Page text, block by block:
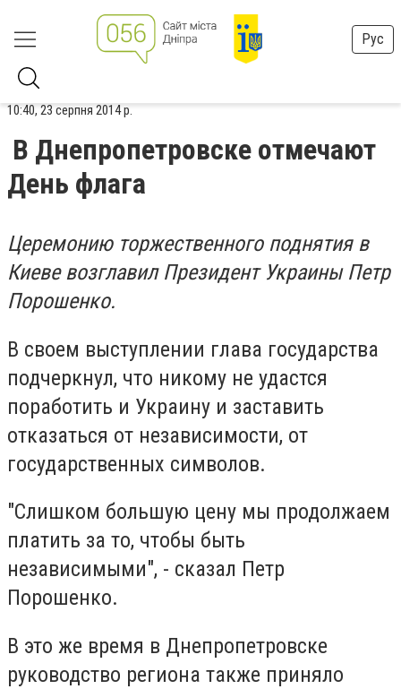
Рус
10:40, 23 серпня 2014 р.
В Днепропетровске отмечают
День флага
Церемонию торжественного поднятия в
Киеве возглавил Президент Украины Петр
Порошенко.
В своем выступлении глава государства
подчеркнул, что никому не удастся
поработить и Украину и заставить
отказаться от независимости, от
государственных символов.
"Слишком большую цену мы продолжаем
платить за то, чтобы быть
независимыми", - сказал Петр
Порошенко.
В это же время в Днепропетровске
руководство региона также приняло